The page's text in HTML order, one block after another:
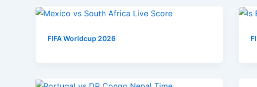
FIFA Worldcup 2026